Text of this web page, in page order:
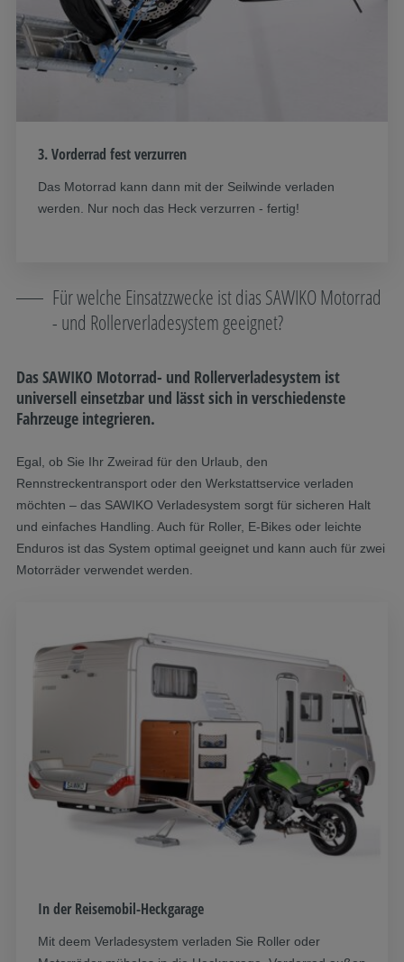
3. Vorderrad fest verzurren
Das Motorrad kann dann mit der Seilwinde verladen
werden. Nur noch das Heck verzurren - fertig!
Für welche Einsatzzwecke ist dias SAWIKO Motorrad
- und Rollerverladesystem geeignet?
Das SAWIKO Motorrad- und Rollerverladesystem ist
universell einsetzbar und lässt sich in verschiedenste
Fahrzeuge integrieren.
Egal, ob Sie Ihr Zweirad für den Urlaub, den
Rennstreckentransport oder den Werkstattservice verladen
möchten – das SAWIKO Verladesystem sorgt für sicheren Halt
und einfaches Handling. Auch für Roller, E-Bikes oder leichte
Enduros ist das System optimal geeignet und kann auch für zwei
Motorräder verwendet werden.
In der Reisemobil-Heckgarage
Mit deem Verladesystem verladen Sie Roller oder